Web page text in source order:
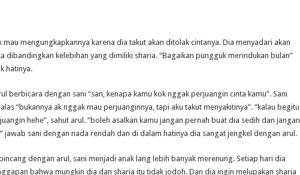
mau mengungkapkannya karena dia takut akan ditolak cintanya. Dia menyadari akan
dibandingkan kelebihan yang dimiliki sharia. “Bagaikan pungguk merindukan bulan”
hatinya.
berbicara dengan sani “san, kenapa kamu kok nggak perjuangin cinta kamu”. Sani
“bukannya ak nggak mau perjuanginnya, tapi aku takut menyakitinya”. “kalau begitu
hehe”, sahut arul. “boleh asalkan kamu jangan pernah buat dia sedih dan jangan
jawab sani dengan nada rendah dan di dalam hatinya dia sangat jengkel dengan arul.
dengan arul, sani menjadi anak lang lebih banyak merenung. Setiap hari dia
bahwa mungkin dia dan sharia itu tidak jodoh. Dan dia ingin melupakan sharia